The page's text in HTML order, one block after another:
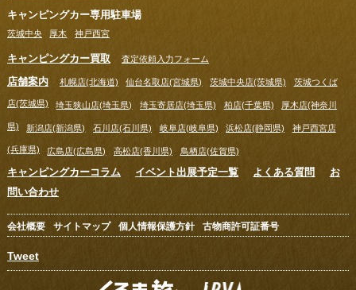
キャンピングカー専用駐車場
茨城中央 厚木 神戸西宮
キャンピングカー買取 査定依頼入力フォーム
店舗案内 札幌店(北海道) 仙台名取店(宮城県) 茨城中央店(茨城県) 茨城つくば
店(茨城県) 埼玉狭山店(埼玉県) 埼玉寄居店(埼玉県) 柏店(千葉県) 厚木店(神奈川
県) 新潟店(新潟県) 石川店(石川県) 岐阜店(岐阜県) 浜松店(静岡県) 神戸西宮店
(兵庫県) 広島店(広島県) 高松店(香川県) 鳥栖店(佐賀県)
キャンピングカーコラム イベント出展予定一覧 よくある質問
お
問い合わせ
会社概要 サイトマップ 個人情報保護方針 古物商許可証番号
Tweet